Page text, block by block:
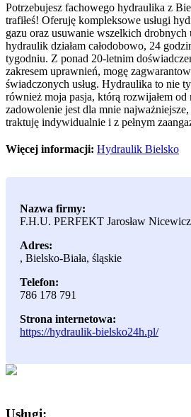
Potrzebujesz fachowego hydraulika z
trafiłeś! Oferuję kompleksowe usługi
gazu oraz usuwanie wszelkich drobnych
hydraulik działam całodobowo, 24
tygodniu. Z ponad 20-letnim
zakresem uprawnień, mogę
świadczonych usług. Hydraulika to nie
również moja pasja, którą rozwijałem od
zadowolenie jest dla mnie
traktuję indywidualnie i z pełnym
Więcej informacji: Hydraulik Bielsko
Nazwa firmy:
F.H.U. PERFEKT Jarosław Nicewicz
Adres:
, Bielsko-Biała, śląskie
Telefon:
786 178 791
Strona internetowa:
https://hydraulik-bielsko24h.pl/
Usługi: